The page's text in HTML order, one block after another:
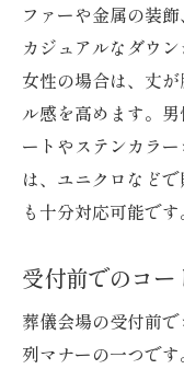
女性の冬
葬式での黒
黒いコ
ダーク
コート
冬の葬儀
ファーや金属の装
カジュアルなダウ
女性の場合は、丈
ル感を高めます。
ートやステンカラ
は、ユニクロなど
も十分対応可能です
受付前でのコ
葬儀会場の受付前
列マナーの一つで